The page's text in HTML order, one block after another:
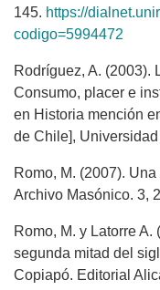
145. https://
codigo=5994472
Rodríguez, A. (2003).
Consumo, placer e
en Historia mención
de Chile],
Romo, M. (2007).
Archivo Masónico. 3,
Romo, M. y Latorre
segunda mitad del
Copiapó. Editorial